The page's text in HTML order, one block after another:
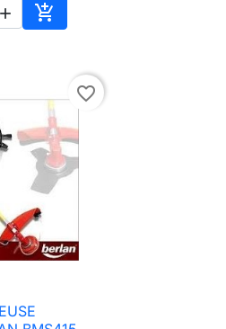
 
Añadir al carrito
favorite_border
rápida